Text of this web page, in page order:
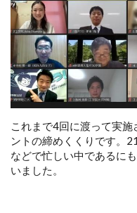
これまで4回に渡って実
ントの締めくくりです。
などで忙しい中であるに
いました。